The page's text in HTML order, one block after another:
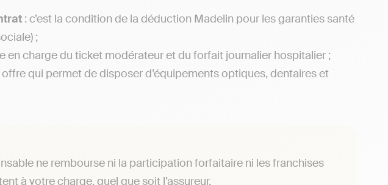
: c’est la condition de la déduction Madelin pour les garanties santé
;
en charge du ticket modérateur et du forfait journalier hospitalier ;
offre qui permet de disposer d’équipements optiques, dentaires et
ne rembourse ni la participation forfaitaire ni les franchises
à votre charge, quel que soit l’assureur.